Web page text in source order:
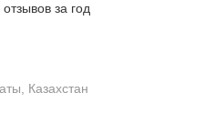
за год
Казахстан